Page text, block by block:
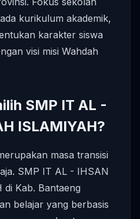
kurikulum akademik,
karakter siswa
visi misi Wahdah
SMP IT AL -
ISLAMIYAH?
masa transisi
SMP IT AL - IHSAN
Kab. Bantaeng
belajar yang berbasis